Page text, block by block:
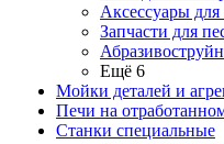
Аксессуары
Запчасти для
Ещё 6
Мойки деталей и
Печи на
Станки специальные